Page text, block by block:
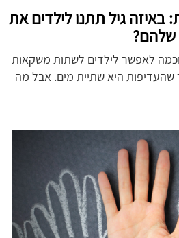
גיל תתנו לילדים את
שלהם?
וכמה לאפשר לילדים לשתות משקאות
שהעדיפות היא שתיית מים. אבל מה